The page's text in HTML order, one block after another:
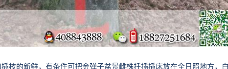
枝的新鲜，有条件可把金弹子盆景雌株扦插插床放在全日照地方，白